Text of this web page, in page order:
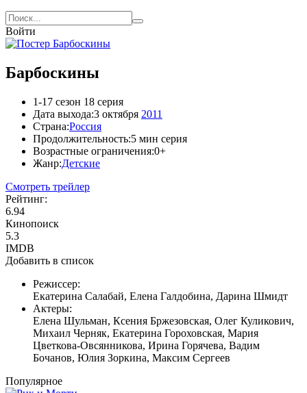
Войти
Барбоскины
1-17 сезон 18 серия
Дата выхода:3 октября 2011
Страна:Россия
Продолжительность:5 мин серия
Возрастные ограничения:0+
Жанр:Детские
Смотреть трейлер
Рейтинг:
6.94
Кинопоиск
5.3
IMDB
Добавить в список
Режиссер:
Екатерина Салабай, Елена Галдобина, Дарина Шмидт
Актеры:
Елена Шульман, Ксения Бржезовская, Олег Куликович,
Михаил Черняк, Екатерина Гороховская, Мария
Цветкова-Овсянникова, Ирина Горячева, Вадим
Бочанов, Юлия Зоркина, Максим Сергеев
Популярное